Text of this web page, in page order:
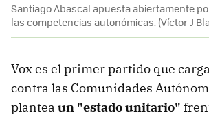
Santiago Abascal apuesta abiertamente
las competencias autonómicas. (Víctor J
Vox es el primer partido que
contra las Comunidades
plantea un "estado unitario"